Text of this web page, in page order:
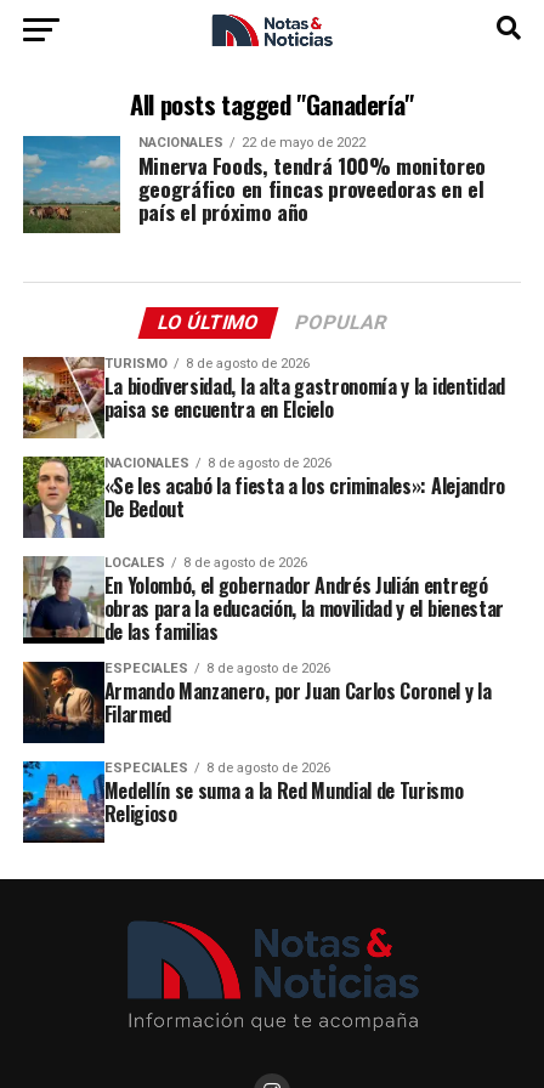
All posts tagged "Ganadería"
NACIONALES 22 de mayo de 2022
Minerva Foods, tendrá 100% monitoreo
geográfico en fincas proveedoras en el
país el próximo año
LO ÚLTIMO POPULAR
TURISMO 8 de agosto de 2026
La biodiversidad, la alta gastronomía y la identidad
paisa se encuentra en Elcielo
NACIONALES 8 de agosto de 2026
«Se les acabó la fiesta a los criminales»: Alejandro
De Bedout
LOCALES 8 de agosto de 2026
En Yolombó, el gobernador Andrés Julián entregó
obras para la educación, la movilidad y el bienestar
de las familias
ESPECIALES 8 de agosto de 2026
Armando Manzanero, por Juan Carlos Coronel y la
Filarmed
ESPECIALES 8 de agosto de 2026
Medellín se suma a la Red Mundial de Turismo
Religioso